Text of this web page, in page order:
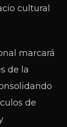
cultural
marcará
de la
de